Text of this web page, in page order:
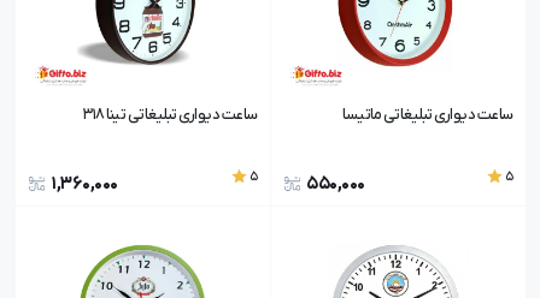
ساعت دیواری تبلیغاتی ماتیسا
5
550,000
ساعت دیواری تبلیغاتی تینا 318
5
1,360,000